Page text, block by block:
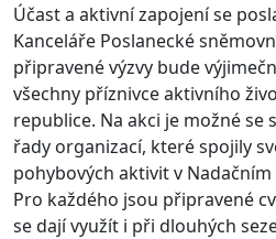
Účast a aktivní zapojení se
Kanceláře Poslanecké
připravené výzvy bude
všechny příznivce aktivního
republice. Na akci je možné se
řady organizací, které spojily
pohybových aktivit v Nadačním
Pro každého jsou připravené
se dají využít i při dlouhých